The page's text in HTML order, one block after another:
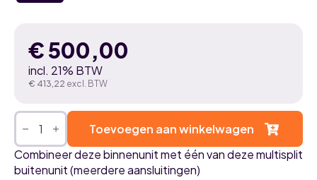
€500,00
incl. 21% BTW
€ 413,22 excl. BTW
LG
AA12SP
3,5kW
airco
AI
Mirror
Toevoegen aan winkelwagen
Combineer deze binnenunit met één van deze multisplit
buitenunit (meerdere aansluitingen)